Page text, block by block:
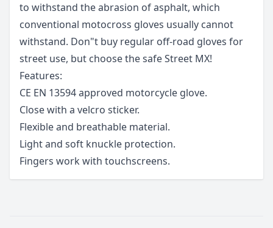
to withstand the abrasion of asphalt, which
conventional motocross gloves usually cannot
withstand. Don"t buy regular off-road gloves for
street use, but choose the safe Street MX!
Features:
CE EN 13594 approved motorcycle glove.
Close with a velcro sticker.
Flexible and breathable material.
Light and soft knuckle protection.
Fingers work with touchscreens.